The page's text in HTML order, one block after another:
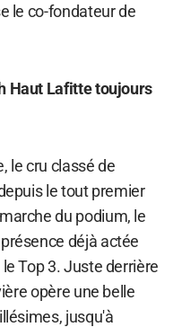
le co-fondateur de
Haut Lafitte toujours
le cru classé de
le tout premier
du podium, le
déjà actée
Top 3. Juste derrière
opère une belle
jusqu'à